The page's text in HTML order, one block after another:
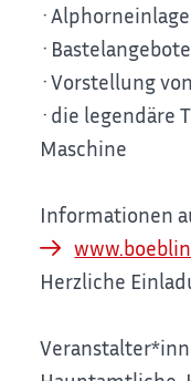
·Alphorneinlage
·Vorstellung
·die legendäre
Maschine
Informationen
Herzliche